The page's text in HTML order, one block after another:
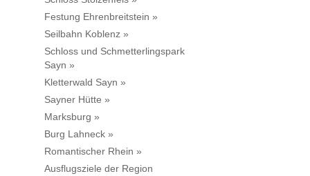
Festung Ehrenbreitstein »
Seilbahn Koblenz »
Schloss und Schmetterlingspark
Sayn »
Kletterwald Sayn »
Sayner Hütte »
Marksburg »
Burg Lahneck »
Romantischer Rhein »
Ausflugsziele der Region